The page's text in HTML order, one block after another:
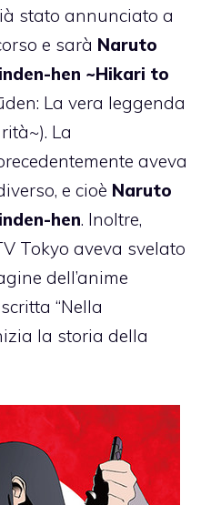
stato annunciato a
e sarà Naruto
hen ~Hikari to
La vera leggenda
La
aveva
e cioè Naruto
hen. Inoltre,
Tokyo aveva svelato
dell’anime
“Nella
la storia della